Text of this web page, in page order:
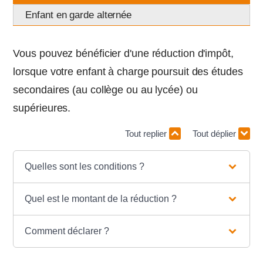
Enfant en garde alternée
Vous pouvez bénéficier d'une réduction d'impôt,
lorsque votre enfant à charge poursuit des études
secondaires (au collège ou au lycée) ou
supérieures.
Tout replier Tout déplier
Quelles sont les conditions ?
Quel est le montant de la réduction ?
Comment déclarer ?